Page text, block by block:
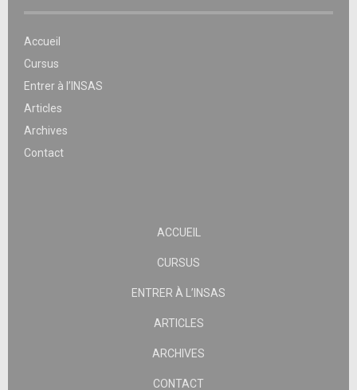
Accueil
Cursus
Entrer à l’INSAS
Articles
Archives
Contact
ACCUEIL
CURSUS
ENTRER À L’INSAS
ARTICLES
ARCHIVES
CONTACT